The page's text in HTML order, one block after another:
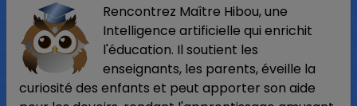
Rencontrez Maître Hibou, une
Intelligence artificielle qui enrichit
l'éducation. Il soutient les
enseignants, les parents, éveille la
curiosité des enfants et peut apporter son aide